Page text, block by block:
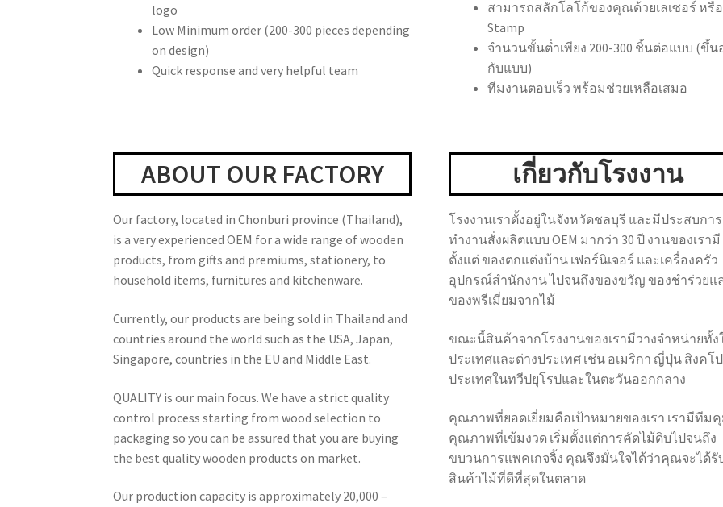
logo
Low Minimum order (200-300 pieces depending
on design)
Quick response and very helpful team
สามารถสลักโลโก้ของคุณด้วยเลเซอร์ หรื
Stamp
จำนวนขั้นต่ำเพียง 200-300 ชิ้นต่อแบบ (ขึ้น
กับแบบ)
ทีมงานตอบเร็ว พร้อมช่วยเหลือเสมอ
ABOUT OUR FACTORY
Our factory, located in Chonburi province (Thailand),
is a very experienced OEM for a wide range of wooden
products, from gifts and premiums, stationery, to
household items, furnitures and kitchenware.
Currently, our products are being sold in Thailand and
countries around the world such as the USA, Japan,
Singapore, countries in the EU and Middle East.
QUALITY is our main focus. We have a strict quality
control process starting from wood selection to
packaging so you can be assured that you are buying
the best quality wooden products on market.
Our production capacity is approximately 20,000 –
เกี่ยวกับโรงงาน
โรงงานเราตั้งอยู่ในจังหวัดชลบุรี และมีประสบกา
ทำงานสั่งผลิตแบบ OEM มากว่า 30 ปี งานของเรามี
ตั้งแต่ ของตกแต่งบ้าน เฟอร์นิเจอร์ และเครื่องครัว
อุปกรณ์สำนักงาน ไปจนถึงของขวัญ ของชำร่วยแ
ของพรีเมี่ยมจากไม้
ขณะนี้สินค้าจากโรงงานของเรามีวางจำหน่ายทั้ง
ประเทศและต่างประเทศ เช่น อเมริกา ญี่ปุ่น สิงคโ
ประเทศในทวีปยุโรปและในตะวันออกกลาง
คุณภาพที่ยอดเยี่ยมคือเป้าหมายของเรา เรามีทีม
คุณภาพที่เข้มงวด เริ่มตั้งแต่การคัดไม้ดิบไปจนถึง
ขบวนการแพคเกจจิ้ง คุณจึงมั่นใจได้ว่าคุณจะได้รั
สินค้าไม้ที่ดีที่สุดในตลาด